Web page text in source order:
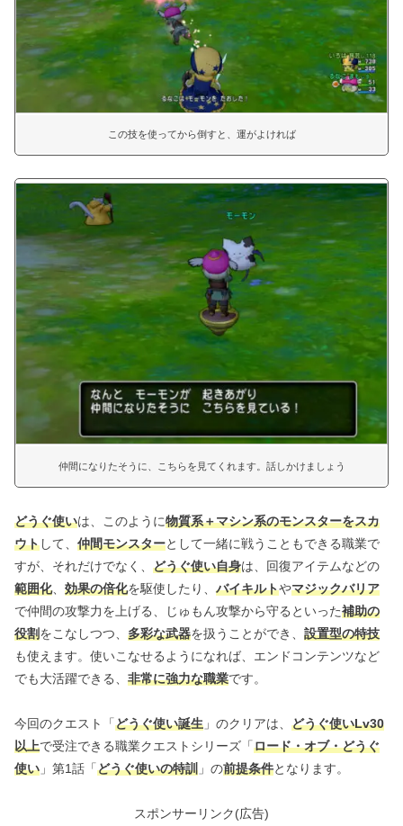
この技を使ってから倒すと、運がよければ
仲間になりたそうに、こちらを見てくれます。話しかけましょう
どうぐ使いは、このように物質系＋マシン系のモンスターをスカ
ウトして、 仲間モンスターとして一緒に戦うこともできる職業で
すが、それだけでなく、 どうぐ使い自身は、回復アイテムなどの
範囲化、 効果の倍化を駆使したり、 バイキルトやマジックバリア
で仲間の攻撃力を上げる、じゅもん攻撃から守るといった補助の
役割をこなしつつ、 多彩な武器を扱うことができ、 設置型の特技
も使えます。使いこなせるようになれば、エンドコンテンツなど
でも大活躍できる、 非常に強力な職業です。
今回のクエスト「どうぐ使い誕生 」のクリアは、 どうぐ使いLv30
以上で受注できる職業クエストシリーズ「ロード・オブ・どうぐ
使い 」第1話「どうぐ使いの特訓 」の前提条件となります。
スポンサーリンク(広告)